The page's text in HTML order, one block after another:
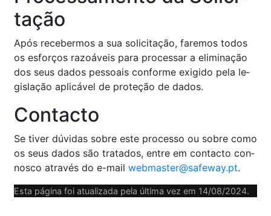
tação
Após re­ce­bermos a sua so­li­ci­tação, fa­remos todos
os es­forços ra­zoá­veis para pro­cessar a eli­mi­nação
dos seus dados pes­soais con­forme exi­gido pela le­
gis­lação apli­cável de pro­teção de dados.
Con­tacto
Se tiver dú­vidas sobre este pro­cesso ou sobre como
os seus dados são tra­tados, entre em con­tacto con­
nosco através do e-mail web­master@​safeway.​pt.
Esta pá­gina foi atu­a­li­zada pela úl­tima vez em 14/08/2024.